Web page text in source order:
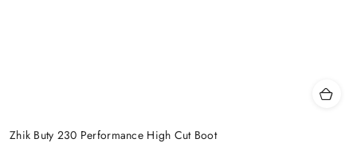
Zhik Buty 230 Performance High Cut Boot